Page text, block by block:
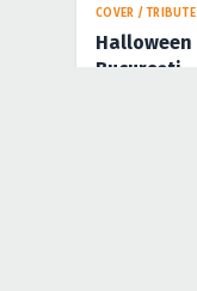
PETRECERI
Rudy